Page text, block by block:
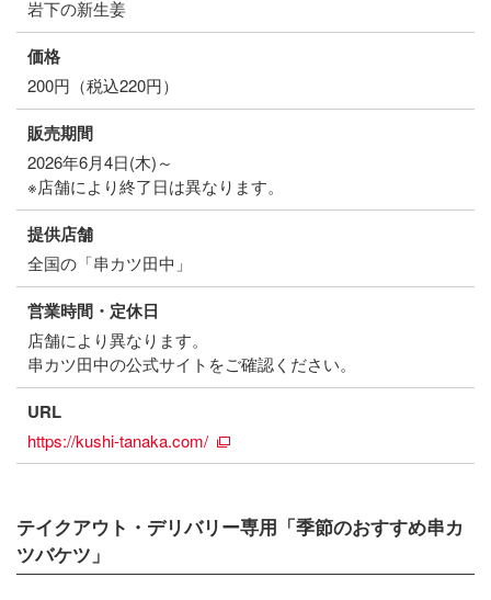
岩下の新生姜
価格
200円（税込220円）
販売期間
2026年6月4日(木)～
※店舗により終了日は異なります。
提供店舗
全国の「串カツ田中」
営業時間・定休日
店舗により異なります。
串カツ田中の公式サイトをご確認ください。
URL
https://kushi-tanaka.com/
テイクアウト・デリバリー専用「季節のおすすめ串カ
ツバケツ」